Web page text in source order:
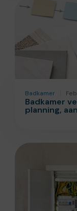
Badkamer
Badkamer
planning,